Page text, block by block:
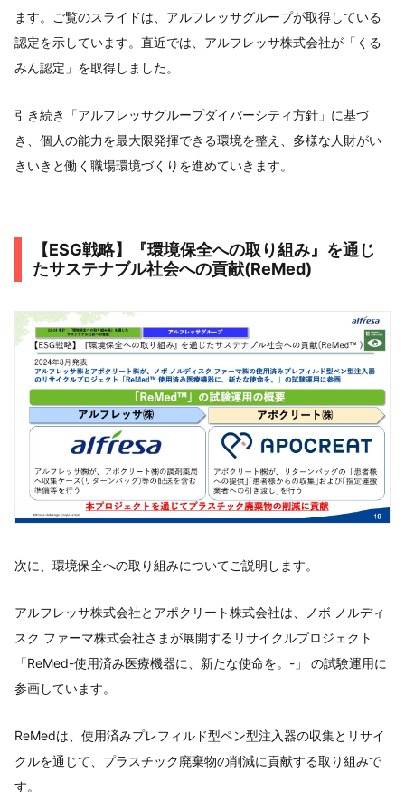
ます。ご覧のスライドは、アルフレッサグループが取得している
認定を示しています。直近では、アルフレッサ株式会社が「くる
みん認定」を取得しました。
引き続き「アルフレッサグループダイバーシティ方針」に基づ
き、個人の能力を最大限発揮できる環境を整え、多様な人財がい
きいきと働く職場環境づくりを進めていきます。
【ESG戦略】『環境保全への取り組み』を通じ
たサステナブル社会への貢献(ReMed)
次に、環境保全への取り組みについてご説明します。
アルフレッサ株式会社とアポクリート株式会社は、ノボ ノルディ
スク ファーマ株式会社さまが展開するリサイクルプロジェクト
「ReMed-使用済み医療機器に、新たな使命を。-」 の試験運用に
参画しています。
ReMedは、使用済みプレフィルド型ペン型注入器の収集とリサイ
クルを通じて、プラスチック廃棄物の削減に貢献する取り組みで
す。